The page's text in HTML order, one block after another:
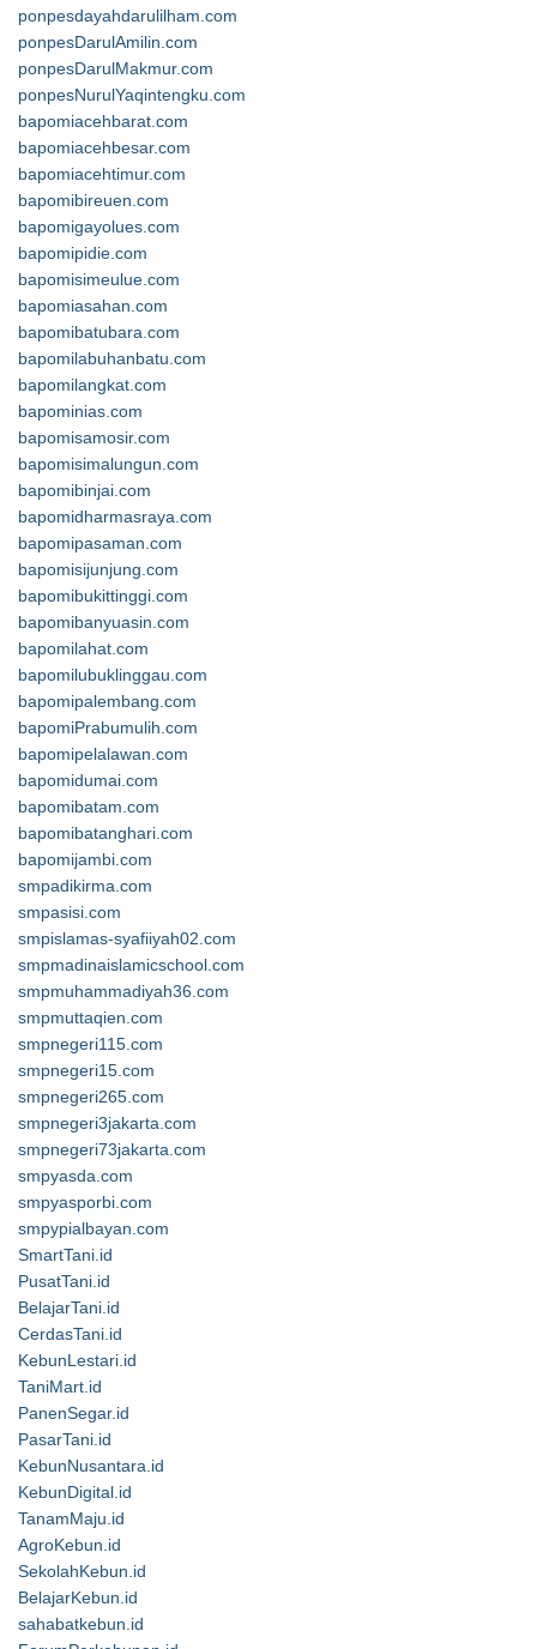
ponpesdayahdarulilham.com
ponpesDarulAmilin.com
ponpesDarulMakmur.com
ponpesNurulYaqintengku.com
bapomiacehbarat.com
bapomiacehbesar.com
bapomiacehtimur.com
bapomibireuen.com
bapomigayolues.com
bapomipidie.com
bapomisimeulue.com
bapomiasahan.com
bapomibatubara.com
bapomilabuhanbatu.com
bapomilangkat.com
bapominias.com
bapomisamosir.com
bapomisimalungun.com
bapomibinjai.com
bapomidharmasraya.com
bapomipasaman.com
bapomisijunjung.com
bapomibukittinggi.com
bapomibanyuasin.com
bapomilahat.com
bapomilubuklinggau.com
bapomipalembang.com
bapomiPrabumulih.com
bapomipelalawan.com
bapomidumai.com
bapomibatam.com
bapomibatanghari.com
bapomijambi.com
smpadikirma.com
smpasisi.com
smpislamas-syafiiyah02.com
smpmadinaislamicschool.com
smpmuhammadiyah36.com
smpmuttaqien.com
smpnegeri115.com
smpnegeri15.com
smpnegeri265.com
smpnegeri3jakarta.com
smpnegeri73jakarta.com
smpyasda.com
smpyasporbi.com
smpypialbayan.com
SmartTani.id
PusatTani.id
BelajarTani.id
CerdasTani.id
KebunLestari.id
TaniMart.id
PanenSegar.id
PasarTani.id
KebunNusantara.id
KebunDigital.id
TanamMaju.id
AgroKebun.id
SekolahKebun.id
BelajarKebun.id
sahabatkebun.id